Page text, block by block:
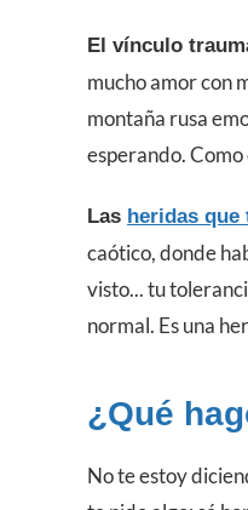
El vínculo
mucho amor con
montaña rusa
esperando.
Las heridas
caótico, donde
visto... tu
normal. Es una
¿Qué
No te estoy